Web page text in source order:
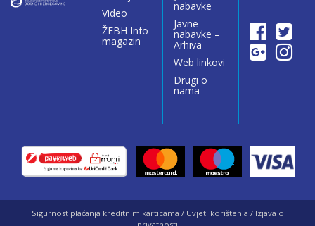
Video
ŽFBH Info
magazin
nabavke
Javne
nabavke –
Arhiva
Web linkovi
Drugi o
nama
Sigurnost plaćanja kreditnim karticama / Uvjeti korištenja / Izjava o